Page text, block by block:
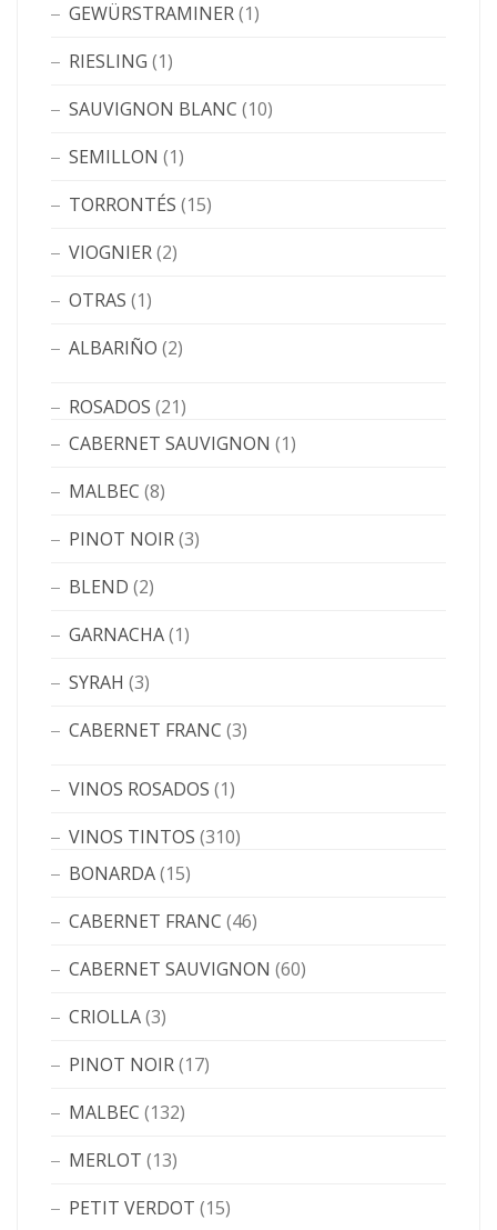
GEWÜRSTRAMINER(1)
RIESLING (1)
SAUVIGNON BLANC (10)
SEMILLON (1)
TORRONTÉS (15)
VIOGNIER(2)
OTRAS (1)
ALBARIÑO (2)
ROSADOS (21)
CABERNET SAUVIGNON (1)
MALBEC (8)
PINOT NOIR(3)
BLEND (2)
GARNACHA(1)
SYRAH (3)
CABERNET FRANC (3)
VINOS ROSADOS (1)
VINOS TINTOS (310)
BONARDA(15)
CABERNET FRANC (46)
CABERNET SAUVIGNON (60)
CRIOLLA(3)
PINOT NOIR(17)
MALBEC (132)
MERLOT (13)
PETIT VERDOT (15)